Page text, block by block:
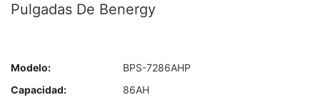
Pulgadas De Benergy
Modelo:
BPS-7286AHP
Capacidad:
86AH